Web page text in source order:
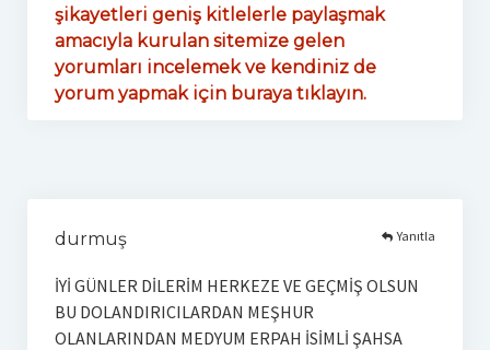
şikayetleri geniş kitlelerle paylaşmak
amacıyla kurulan sitemize gelen
yorumları incelemek ve kendiniz de
yorum yapmak için buraya tıklayın.
durmuş
İYİ GÜNLER DİLERİM HERKEZE VE GEÇMİŞ OLSUN
BU DOLANDIRICILARDAN MEŞHUR
OLANLARINDAN MEDYUM ERPAH İSİMLİ ŞAHSA
Yanıtla